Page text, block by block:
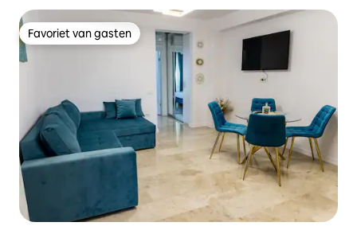
Favoriet van gasten
Favoriet van gasten